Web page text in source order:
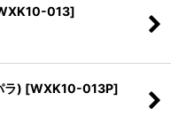
013]
ラ) [WXK10-013P]